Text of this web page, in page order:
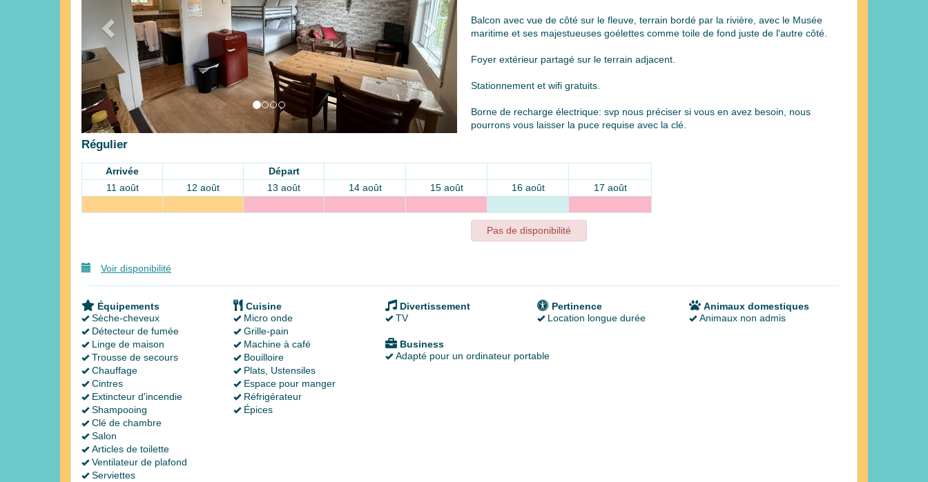
Balcon avec vue de côté sur le fleuve, terrain bordé par la rivière, avec le Musée
maritime et ses majestueuses goélettes comme toile de fond juste de l'autre côté.
Foyer extérieur partagé sur le terrain adjacent.
Stationnement et wifi gratuits.
Borne de recharge électrique: svp nous préciser si vous en avez besoin, nous
pourrons vous laisser la puce requise avec la clé.
Régulier
Arrivée
Départ
11 août
12 août 13 août 14 août 15 août 16 août 17 août
Pas de disponibilité
Voir disponibilité
Équipements
Sèche-cheveux
Détecteur de fumée
Linge de maison
Trousse de secours
Chauffage
Cintres
Extincteur d'incendie
Shampooing
Clé de chambre
Salon
Articles de toilette
Ventilateur de plafond
Serviettes
Cuisine
Micro onde
Grille-pain
Machine à café
Bouilloire
Plats, Ustensiles
Espace pour manger
Réfrigérateur
Épices
Divertissement
TV
Pertinence
Location longue durée
Business
Adapté pour un ordinateur portable
Animaux domestiques
Animaux non admis